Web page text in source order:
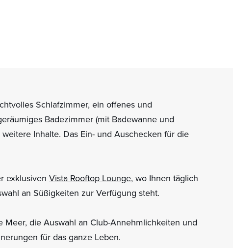
Schlafzimmer, ein offenes und
Badezimmer (mit Badewanne und
Inhalte. Das Ein- und Auschecken für die
exklusiven Vista Rooftop Lounge, wo Ihnen täglich
an Süßigkeiten zur Verfügung steht.
die Auswahl an Club-Annehmlichkeiten und
für das ganze Leben.